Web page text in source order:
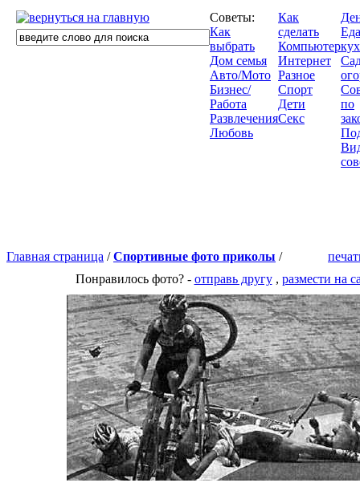
Советы:
Как
выбрать
Дом семья
Авто/Мото
Бизнес/
Работа
Развлечения
Любовь
Как
сделать
Компьютер
Интернет
Разное
Спорт
Дети
Секс
по
Главная страница /Спортивные фото приколы /
Понравилось фото? - отправь другу, размести на